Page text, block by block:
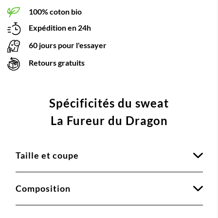
100% coton bio
Expédition en 24h
60 jours pour l'essayer
Retours gratuits
Spécificités du sweat
La Fureur du Dragon
Taille et coupe
Composition